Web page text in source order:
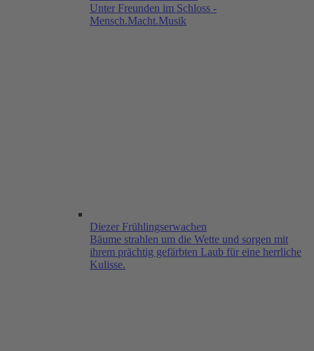
Unter Freunden im Schloss -
Mensch.Macht.Musik
Diezer Frühlingserwachen
Bäume strahlen um die Wette und sorgen mit
ihrem prächtig gefärbten Laub für eine herrliche
Kulisse.